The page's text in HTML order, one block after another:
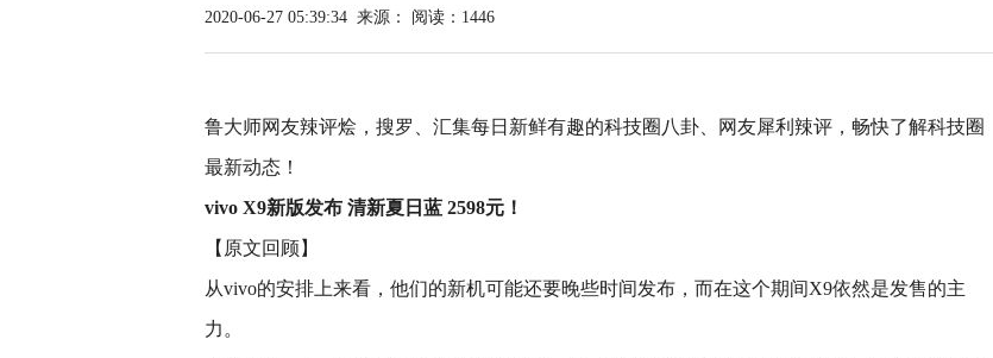
2020-06-27 05:39:34 来源： 阅读：1446
鲁大师网友辣评烩，搜罗、汇集每日新鲜有趣的科技圈八卦、网友犀利辣评，畅快了解科技圈
最新动态！
vivo X9新版发布 清新夏日蓝 2598元！
【原文回顾】
从vivo的安排上来看，他们的新机可能还要晚些时间发布，而在这个期间X9依然是发售的主
力。